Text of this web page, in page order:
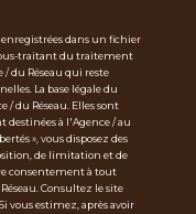
dans un fichier
traitant du traitement
/ du Réseau qui reste
La base légale du
du Réseau. Elles sont
destinées à l'Agence / au
», vous disposez des
de limitation et de
consentement à tout
Consultez le site
vous estimez, après avoir